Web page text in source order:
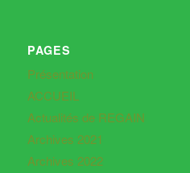
PAGES
Présentation
ACCUEIL
Actualités de REGAIN
Archives 2021
Archives 2022